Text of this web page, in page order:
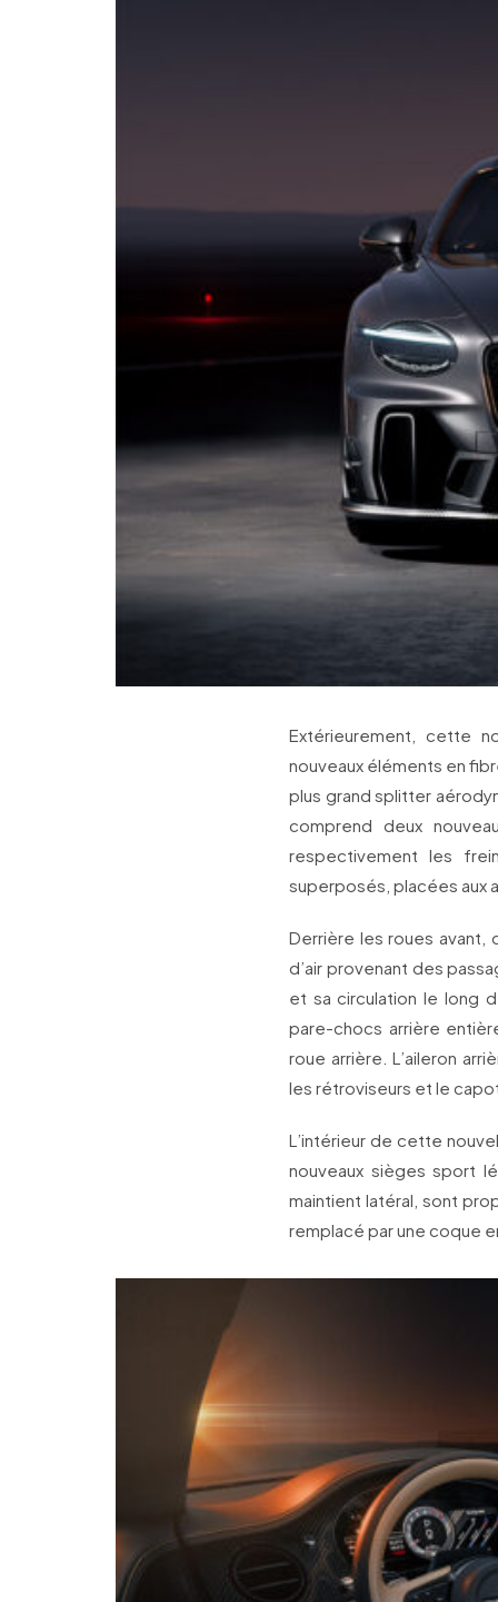
Extérieurement, cette
nouveaux éléments en
plus grand splitter
comprend deux
respectivement les
superposés, placées aux
Derrière les roues avant,
d’air provenant des
et sa circulation le long
pare-chocs arrière
roue arrière. L’aileron
les rétroviseurs et le
L’intérieur de cette
nouveaux sièges sport
maintient latéral, sont
remplacé par une coque